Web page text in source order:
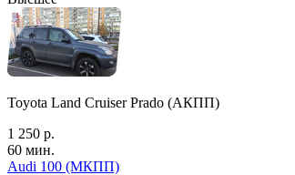
Toyota Land Cruiser Prado (АКПП)
1 250 р.
60 мин.
Audi 100 (МКПП)